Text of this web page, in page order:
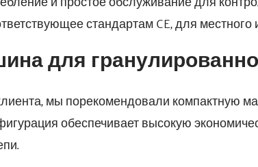
стандартам CE, для
для
мы порекомендовали компактную
обеспечивает высокую